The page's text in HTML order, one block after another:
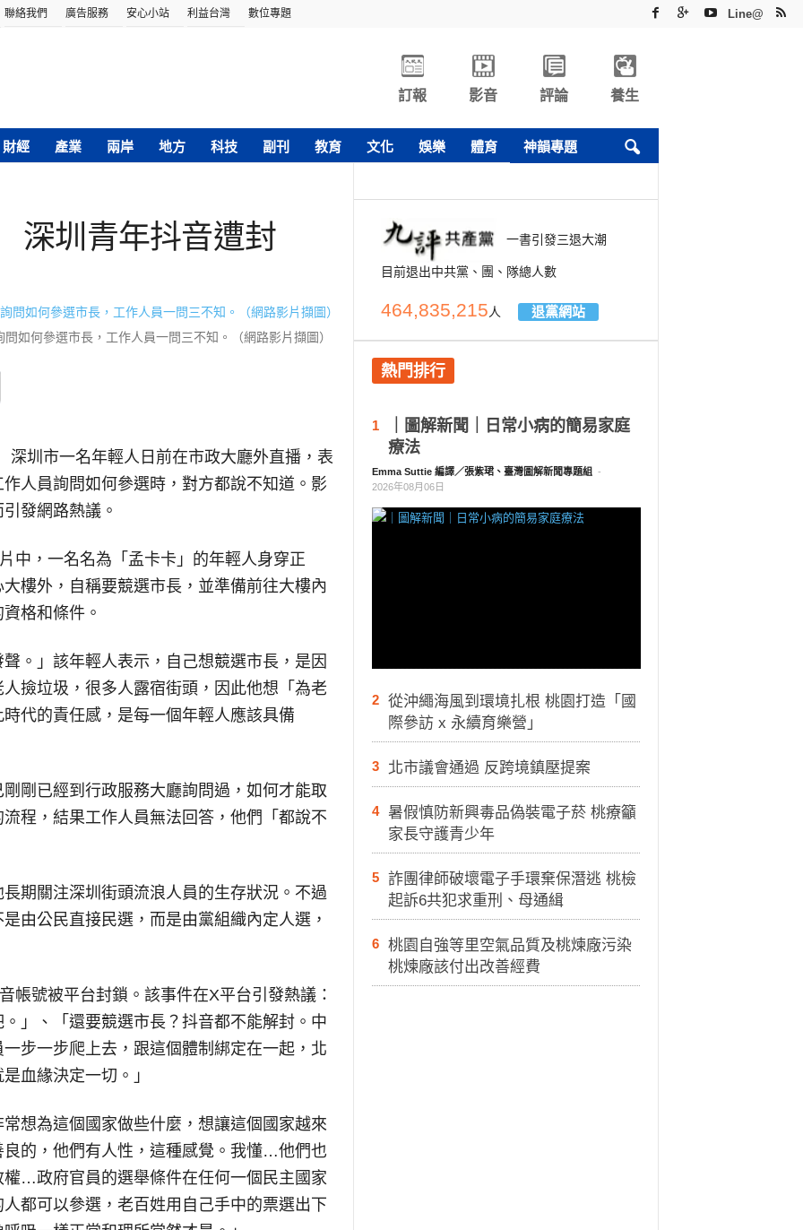
聯絡我們 廣告服務 安心小站 利益台灣 數位專題 Line@
訂報 影音 評論 養生
財經 產業 兩岸 地方 科技 副刊 教育 文化 娛樂 體育 神韻專題
深圳青年抖音遭封
如何參選市長，工作人員一問三不知。（網路影片擷圖）
深圳市一名年輕人日前在市政大廳外直播，表
人員詢問如何參選時，對方都說不知道。影
發網路熱議。
中，一名名為「孟卡卡」的年輕人身穿正
樓外，自稱要競選市長，並準備前往大樓內
格和條件。
。」該年輕人表示，自己想競選市長，是因
撿垃圾，很多人露宿街頭，因此他想「為老
代的責任感，是每一個年輕人應該具備
剛已經到行政服務大廳詢問過，如何才能取
程，結果工作人員無法回答，他們「都說不
期關注深圳街頭流浪人員的生存狀況。不過
由公民直接民選，而是由黨組織內定人選，
帳號被平台封鎖。該事件在X平台引發熱議：
」、「還要競選市長？抖音都不能解封。中
步一步爬上去，跟這個體制綁定在一起，北
血緣決定一切。」
想為這個國家做些什麼，想讓這個國家越來
的，他們有人性，這種感覺。我懂…他們也
…政府官員的選舉條件在任何一個民主國家
都可以參選，老百姓用自己手中的票選出下
一書引發三退大潮
目前退出中共黨、團、隊總人數
464,835,215人 退黨網站
熱門排行
1
｜圖解新聞｜日常小病的簡易家庭
療法
Emma Suttie 編譯／張紫珺、臺灣圖解新聞專題組
-
2026年08月06日
2
從沖繩海風到環境扎根 桃園打造「國
際參訪 x 永續育樂營」
3 北市議會通過 反跨境鎮壓提案
4
暑假慎防新興毒品偽裝電子菸 桃療籲
家長守護青少年
5
詐團律師破壞電子手環棄保潛逃 桃檢
起訴6共犯求重刑、母通緝
6
桃園自強等里空氣品質及桃煉廠污染
桃煉廠該付出改善經費